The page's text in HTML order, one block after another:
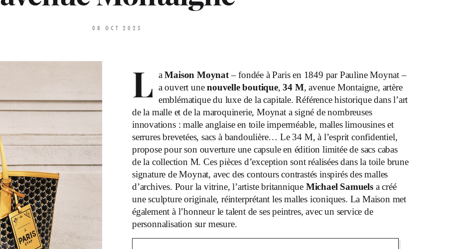
08 OCT 2025
L aMaison Moynat– fondée à Paris en 1849 par Pauline Moynat –
a ouvert unenouvelle boutique,34 M, avenue Montaigne, artère
emblématique du luxe de la capitale. Référence historique dans l’art
de la malle et de la maroquinerie, Moynat a signé de nombreuses
innovations : malle anglaise en toile imperméable, malles limousines et
serrures brevetées, sacs à bandoulière… Le 34 M, à l’esprit confidentiel,
propose pour son ouverture une capsule en édition limitée de sacs cabas
de la collection M. Ces pièces d’exception sont réalisées dans la toile brune
signature de Moynat, avec des contours contrastés inspirés des malles
d’archives. Pour la vitrine, l’artiste britannique Michael Samuelsa créé
une sculpture originale, réinterprétant les malles iconiques. La Maison met
également à l’honneur le talent de ses peintres, avec un service de
personnalisation sur mesure.